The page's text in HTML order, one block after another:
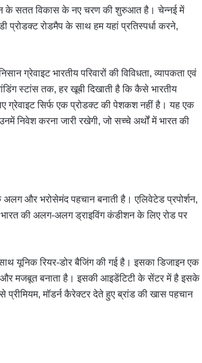
के सतत विकास के नए चरण की शुरुआत है। चेन्नई में
प्रोडक्ट रोडमैप के साथ हम यहां प्रतिस्पर्धा करने,
ग्रेवाइट भारतीय परिवारों की विविधता, व्यापकता एवं
स्टांस तक, हर खूबी दिखाती है कि कैसे भारतीय
ग्रेवाइट सिर्फ एक प्रोडक्ट की पेशकश नहीं है। यह एक
निवेश करना जारी रखेगी, जो सच्चे अर्थों में भारत की
और भरोसेमंद पहचान बनाती है। एलिवेटेड प्रपोर्शन,
की अलग-अलग ड्राइविंग कंडीशन के लिए रोड पर
यूनिक रियर-डोर बैजिंग की गई है। इसका डिजाइन एक
और मजबूत बनाता है। इसकी आइडेंटिटी के सेंटर में है इसके
मॉडर्न कैरेक्टर देते हुए ब्रांड की खास पहचान